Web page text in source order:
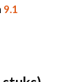
9.1